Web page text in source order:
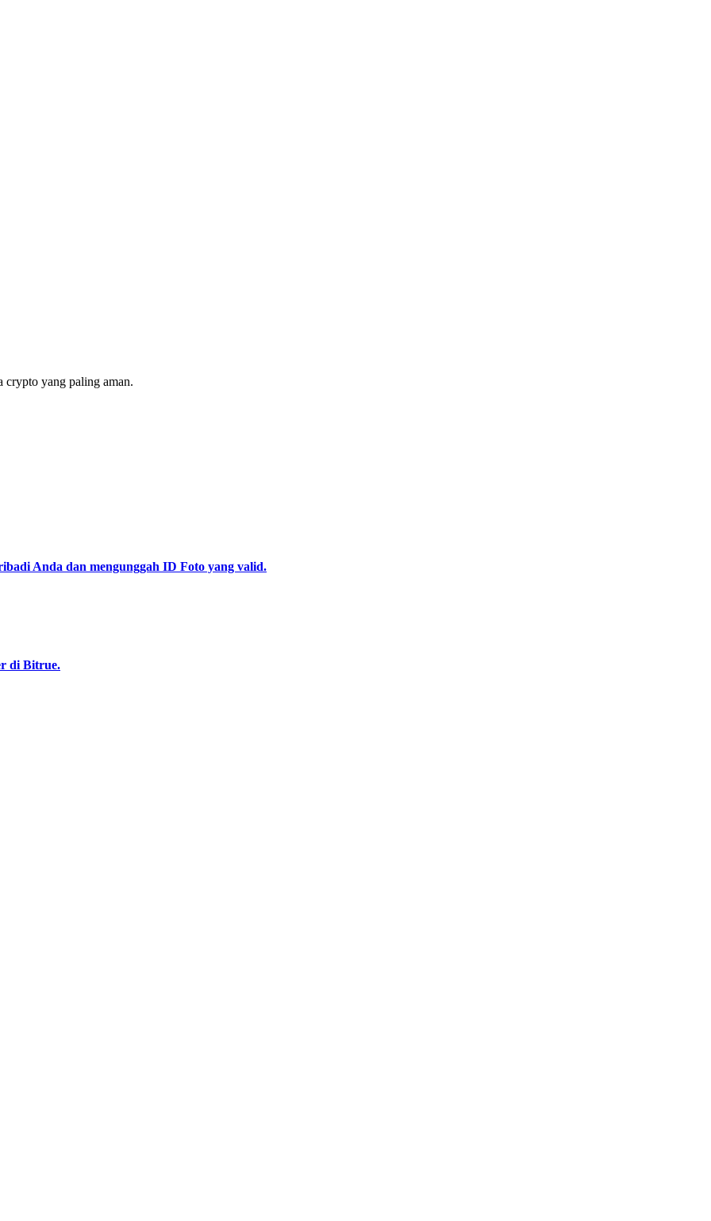
crypto yang paling aman.
Anda dan mengunggah ID Foto yang valid.
di Bitrue.